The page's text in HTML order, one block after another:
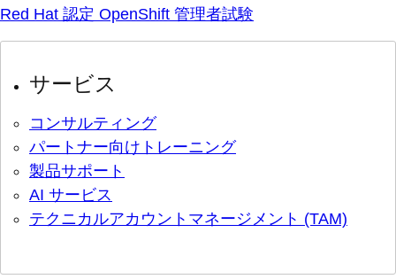
Red Hat 認定 OpenShift 管理者試験
サービス
コンサルティング
パートナー向けトレーニング
製品サポート
AI サービス
テクニカルアカウントマネージメント (TAM)